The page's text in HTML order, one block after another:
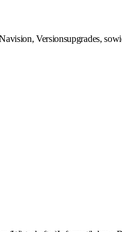
Versionsupgrades,